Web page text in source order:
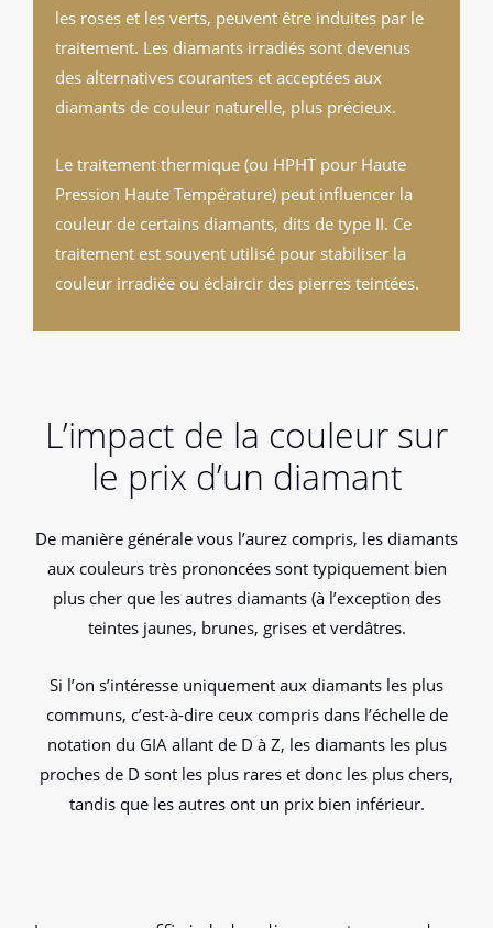
les roses et les verts, peuvent être induites par le
traitement. Les diamants irradiés sont devenus
des alternatives courantes et acceptées aux
diamants de couleur naturelle, plus précieux.
Le traitement thermique (ou HPHT pour Haute
Pression Haute Température) peut influencer la
couleur de certains diamants, dits de type II. Ce
traitement est souvent utilisé pour stabiliser la
couleur irradiée ou éclaircir des pierres teintées.
L’impact de la couleur sur
le prix d’un diamant
De manière générale vous l’aurez compris, les diamants
aux couleurs très prononcées sont typiquement bien
plus cher que les autres diamants (à l’exception des
teintes jaunes, brunes, grises et verdâtres.
Si l’on s’intéresse uniquement aux diamants les plus
communs, c’est-à-dire ceux compris dans l’échelle de
notation du GIA allant de D à Z, les diamants les plus
proches de D sont les plus rares et donc les plus chers,
tandis que les autres ont un prix bien inférieur.